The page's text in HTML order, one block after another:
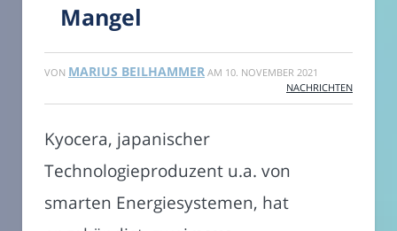
Mangel
VON MARIUS BEILHAMMER AM 10. NOVEMBER 2021
NACHRICHTEN
Kyocera, japanischer
Technologieproduzent u.a. von
smarten Energiesystemen, hat